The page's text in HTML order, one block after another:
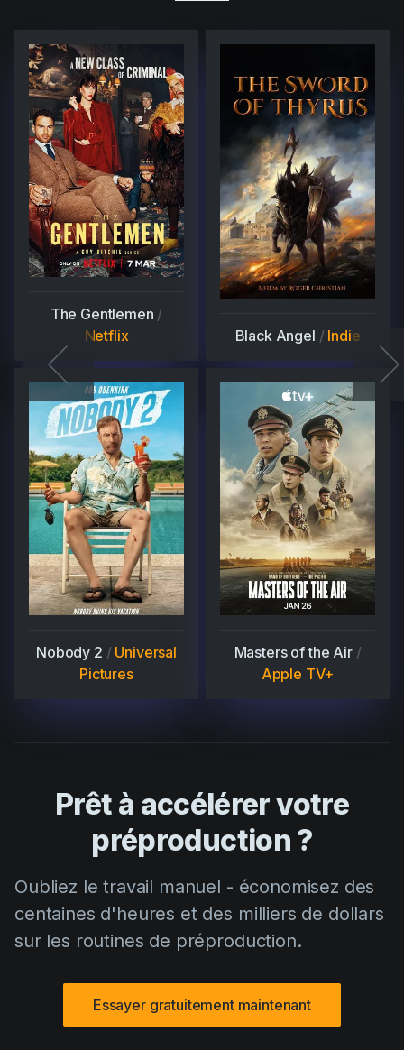
The Gentlemen /
Netflix
Black Angel / Indie
Nobody 2 / Universal
Pictures
Masters of the Air/
Apple TV+
Prêt à accélérer votre
préproduction ?
Oubliez le travail manuel - économisez des
centaines d'heures et des milliers de dollars
sur les routines de préproduction.
Essayer gratuitement maintenant